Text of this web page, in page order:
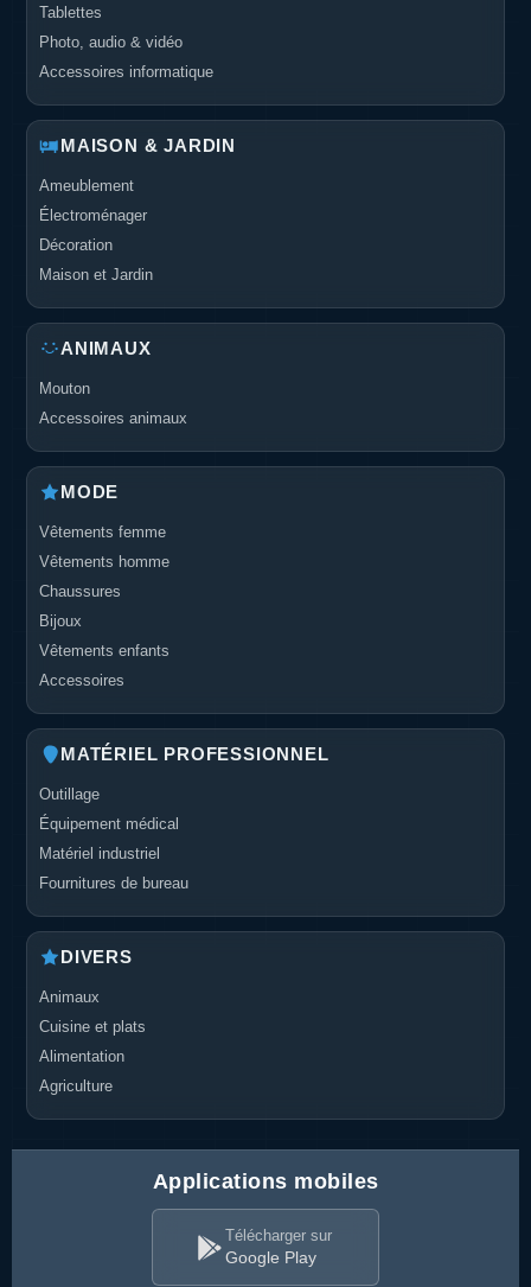
Tablettes
Photo, audio & vidéo
Accessoires informatique
MAISON & JARDIN
Ameublement
Électroménager
Décoration
Maison et Jardin
ANIMAUX
Mouton
Accessoires animaux
MODE
Vêtements femme
Vêtements homme
Chaussures
Bijoux
Vêtements enfants
Accessoires
MATÉRIEL PROFESSIONNEL
Outillage
Équipement médical
Matériel industriel
Fournitures de bureau
DIVERS
Animaux
Cuisine et plats
Alimentation
Agriculture
Applications mobiles
Télécharger sur
Google Play